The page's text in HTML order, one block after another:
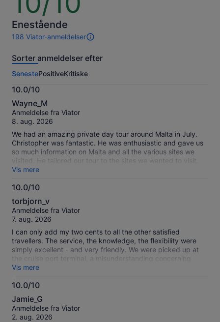
af
10
Enestående
198 Viator-anmeldelser
198
af
oplevelse.
Flere
oplysninger
om
vores
verificerede
Sorter anmeldelser efter
SenestePositiveKritiske
10.0/10
10.0
ud
af
Wayne_M
Anmeldelse fra Viator
8. aug. 2026
We had an amazing private day tour around Malta in July.
Christopher was fantastic. He was enthusiastic and gave us
so much information on Malta and all the various sites we
visited. He tailored our tour to the sites we wanted to visit.
There is no way we could have covered everything without
doing a tour like this. He added in a few spots we hadn't
thought of. Highlights were Hagar Qim and Mnajdra, Mosta
Thomas tower. The cart ruts were fascinating and the view
from the Dingli Cliffs was gorgeous. Pickup and dropoff from
Rabat was easy. Thank you Christopher. This tour was a
highlight of our trip. We would highly recommend booking.
Vis mere
10.0/10
10.0
ud
af
torbjorn_v
Anmeldelse fra Viator
7. aug. 2026
I can only add my two cents to all the other satisfied
travellers. The service, the knowledge, the flexibility were
simply excellent - and very friendly. We were picked up at
the cruise port terminal, a misunderstanding concerning
luggage was swiftly and efficiently resolved at no cost to us,
the tour was great, the lunch restaurant suggested likewise.
Warmly recommended.
Vis mere
10.0/10
10.0
ud
af
Jamie_G
Anmeldelse fra Viator
2. aug. 2026